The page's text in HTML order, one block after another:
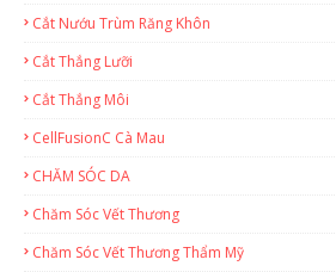
Cắt Nướu Trùm Răng Khôn
Cắt Thắng Lưỡi
Cắt Thắng Môi
CellFusionC Cà Mau
CHĂM SÓC DA
Chăm Sóc Vết Thương
Chăm Sóc Vết Thương Thẩm Mỹ